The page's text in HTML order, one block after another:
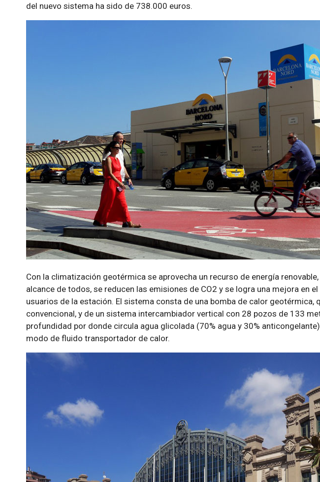
del nuevo sistema ha sido de 738.000 euros.
Con la climatización geotérmica se aprovecha un recurso de energía
alcance de todos, se reducen las emisiones de CO2 y se logra una mejora en
usuarios de la estación. El sistema consta de una bomba de calor geotérmica,
convencional, y de un sistema intercambiador vertical con 28 pozos de 133
profundidad por donde circula agua glicolada (70% agua y 30%
modo de fluido transportador de calor.